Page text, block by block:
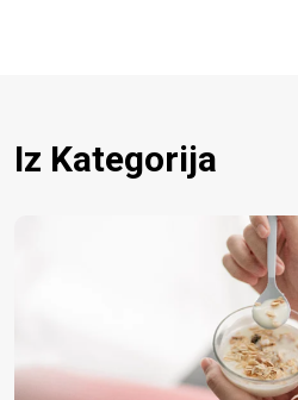
Iz Kategorija